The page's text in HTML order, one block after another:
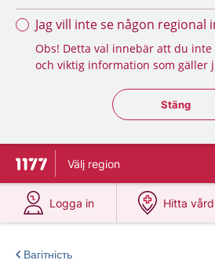
Jag vill inte se någon regional
Obs! Detta val innebär att du
och viktig information som gäller
Stäng
Stäng
To start page for 1177
Välj region
Logga in
at 1177.se
Hitta vård
at
Вагітність